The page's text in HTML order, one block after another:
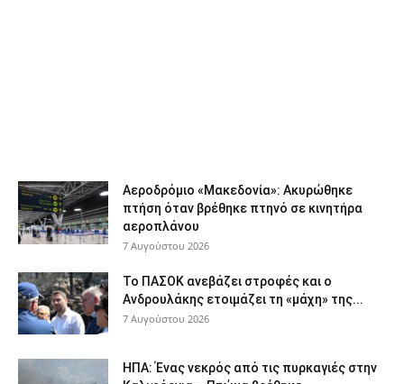
Αεροδρόμιο «Μακεδονία»: Ακυρώθηκε
πτήση όταν βρέθηκε πτηνό σε κινητήρα
αεροπλάνου
7 Αυγούστου 2026
Το ΠΑΣΟΚ ανεβάζει στροφές και ο
Ανδρουλάκης ετοιμάζει τη «μάχη» της...
7 Αυγούστου 2026
ΗΠΑ: Ένας νεκρός από τις πυρκαγιές στην